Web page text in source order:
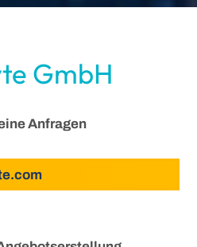
GmbH
Anfragen
.com